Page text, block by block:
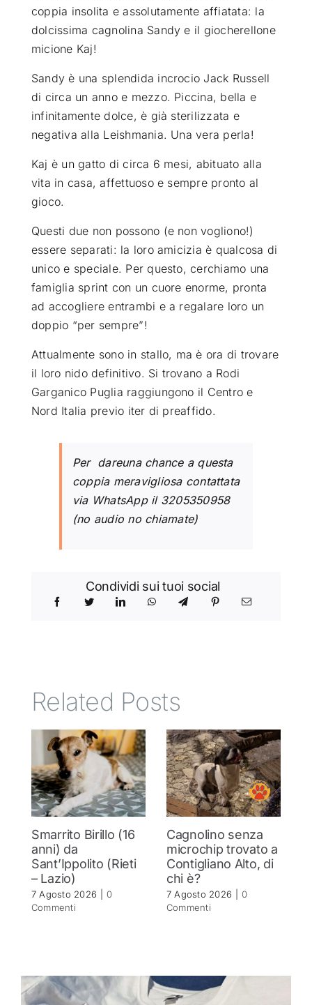
coppia insolita e assolutamente affiatata: la
dolcissima cagnolina Sandy e il giocherellone
micione Kaj!
Sandy è una splendida incrocio Jack Russell
di circa un anno e mezzo. Piccina, bella e
infinitamente dolce, è già sterilizzata e
negativa alla Leishmania. Una vera perla!
Kaj è un gatto di circa 6 mesi, abituato alla
vita in casa, affettuoso e sempre pronto al
gioco.
Questi due non possono (e non vogliono!)
essere separati: la loro amicizia è qualcosa di
unico e speciale. Per questo, cerchiamo una
famiglia sprint con un cuore enorme, pronta
ad accogliere entrambi e a regalare loro un
doppio “per sempre”!
Attualmente sono in stallo, ma è ora di trovare
il loro nido definitivo. Si trovano a Rodi
Garganico Puglia raggiungono il Centro e
Nord Italia previo iter di preaffido.
Per dareuna chance a questa
coppia meravigliosa contattata
via WhatsApp il 3205350958
(no audio no chiamate)
Condividi sui tuoi social
Related Posts
Smarrito Birillo (16
anni) da
Sant’Ippolito (Rieti
– Lazio)
7 Agosto 2026
0
Commenti
Cagnolino senza
microchip trovato a
Contigliano Alto, di
chi è?
7 Agosto 2026
0
Commenti